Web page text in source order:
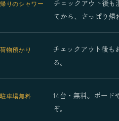
帰りのシャワー
チェックアウト後も
てから、さっぱり帰
荷物預かり
チェックアウト後も
る。
駐車場無料
14台・無料。ボード
ぞ。